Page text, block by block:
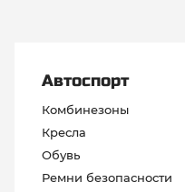
Автоспорт
Комбинезоны
Кресла
Обувь
Ремни безопасности